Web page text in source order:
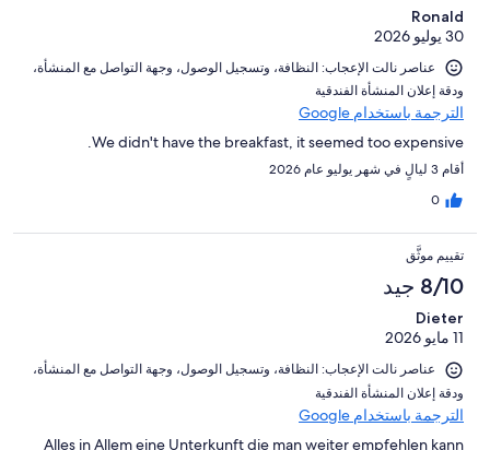
Ronald
30 يوليو 2026
عناصر نالت الإعجاب: ⁦النظافة⁩، و⁦تسجيل الوصول⁩، و⁦جهة التواصل مع المنشأة⁩،
و⁦دقة إعلان المنشأة الفندقية⁩
الترجمة باستخدام Google
We didn't have the breakfast, it seemed too expensive.
أقام 3 ليالٍ في شهر يوليو عام 2026
0
تقييم موثَّق
8/10 جيد
Dieter
11 مايو 2026
عناصر نالت الإعجاب: ⁦النظافة⁩، و⁦تسجيل الوصول⁩، و⁦جهة التواصل مع المنشأة⁩،
و⁦دقة إعلان المنشأة الفندقية⁩
الترجمة باستخدام Google
Alles in Allem eine Unterkunft die man weiter empfehlen kann